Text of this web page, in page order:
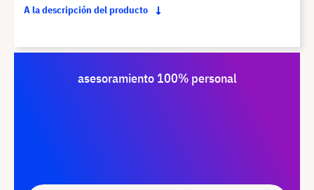
A la descripción del producto
asesoramiento 100% personal